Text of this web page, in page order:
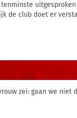
de club doet er
zei: gaan we niet